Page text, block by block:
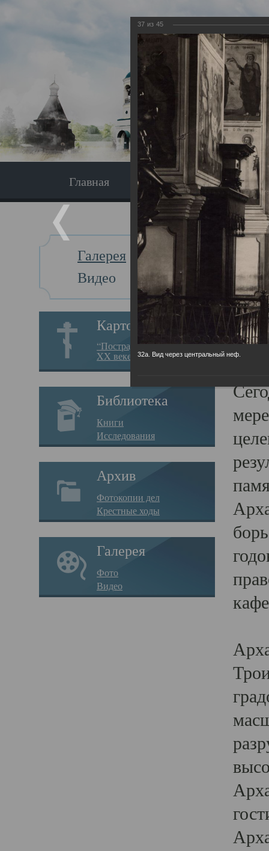
Главная Экскурсия
Галерея
Видео
Картотека
“Пострадавшие за веру в
XX веке на Севере”
Библиотека
Книги
Исследования
Архив
Фотокопии дел
Крестные ходы
Галерея
Фото
Видео
Главная
37 из 45
32а. Вид через центральный неф.